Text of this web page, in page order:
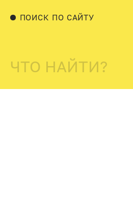
ПОИСК ПО САЙТУ